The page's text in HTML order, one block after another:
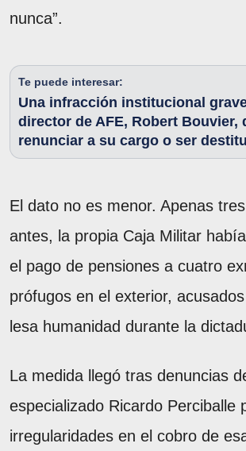
nunca”.
Te puede interesar:
Una infracción institucional
director de AFE, Robert Bouvier,
renunciar a su cargo o ser
El dato no es menor. Apenas
antes, la propia Caja Militar
el pago de pensiones a cuatro
prófugos en el exterior,
lesa humanidad durante la
La medida llegó tras denuncias
especializado Ricardo Perciballe
irregularidades en el cobro de